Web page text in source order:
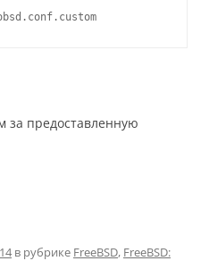
за предоставленную
в рубрике FreeBSD, FreeBSD: